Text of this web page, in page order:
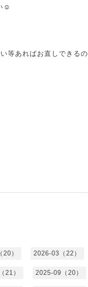
☺️
等あればお直しできるの
） 2026-03（22）
21） 2025-09（20）